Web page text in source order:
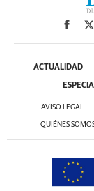
ACTUALIDAD
AVISO LEGAL
QUIÉNES